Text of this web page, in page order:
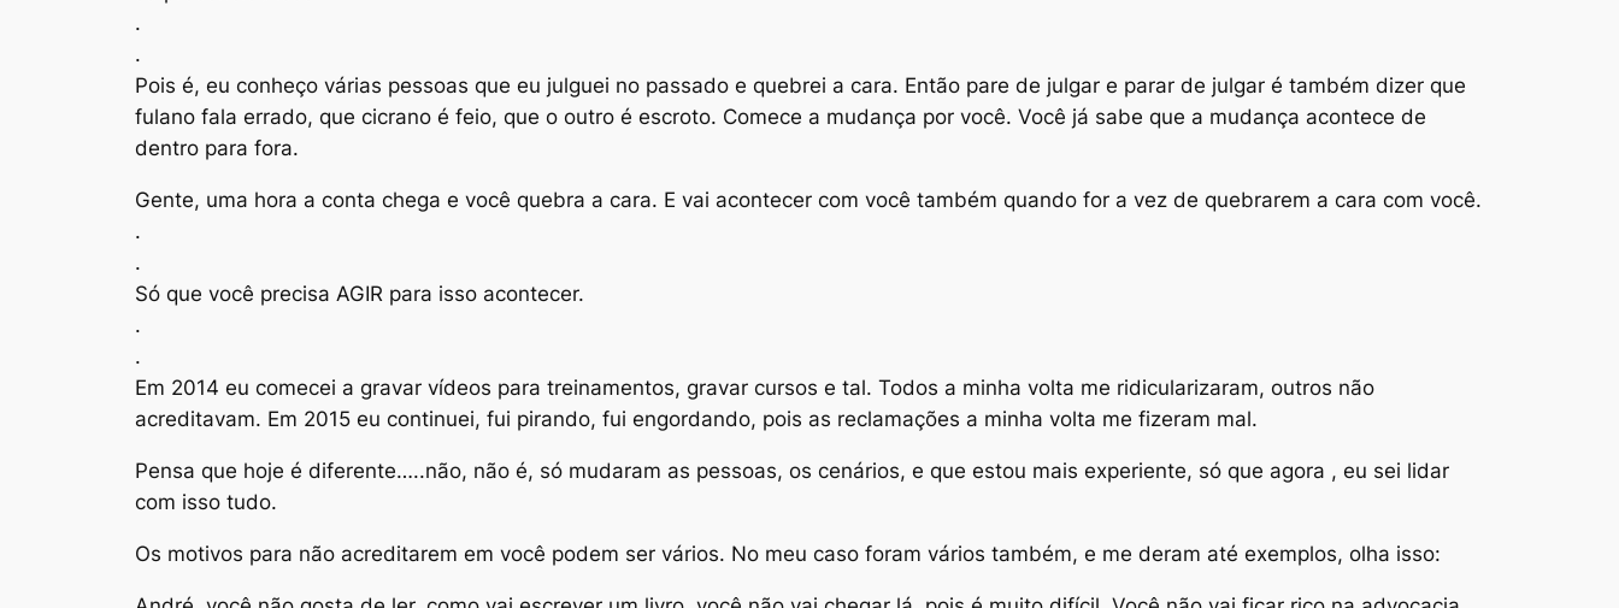
.
.
Pois é, eu conheço várias pessoas que eu julguei no passado e quebrei a cara. Então pare de julgar e parar de julgar é também dizer que
fulano fala errado, que cicrano é feio, que o outro é escroto. Comece a mudança por você. Você já sabe que a mudança acontece de
dentro para fora.
Gente, uma hora a conta chega e você quebra a cara. E vai acontecer com você também quando for a vez de quebrarem a cara com você.
.
.
Só que você precisa AGIR para isso acontecer.
.
.
Em 2014 eu comecei a gravar vídeos para treinamentos, gravar cursos e tal. Todos a minha volta me ridicularizaram, outros não
acreditavam. Em 2015 eu continuei, fui pirando, fui engordando, pois as reclamações a minha volta me fizeram mal.
Pensa que hoje é diferente…..não, não é, só mudaram as pessoas, os cenários, e que estou mais experiente, só que agora , eu sei lidar
com isso tudo.
Os motivos para não acreditarem em você podem ser vários. No meu caso foram vários também, e me deram até exemplos, olha isso: